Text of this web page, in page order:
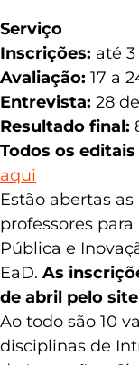
Serviço
Inscrições: até
Avaliação: 17 a
Entrevista:28
Resultado final:
Todos os
aqui
Estão abertas as
professores
Pública e
EaD.As
de abril pelo
Ao todo são 10